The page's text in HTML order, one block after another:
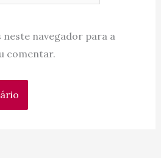
neste navegador para a
comentar.